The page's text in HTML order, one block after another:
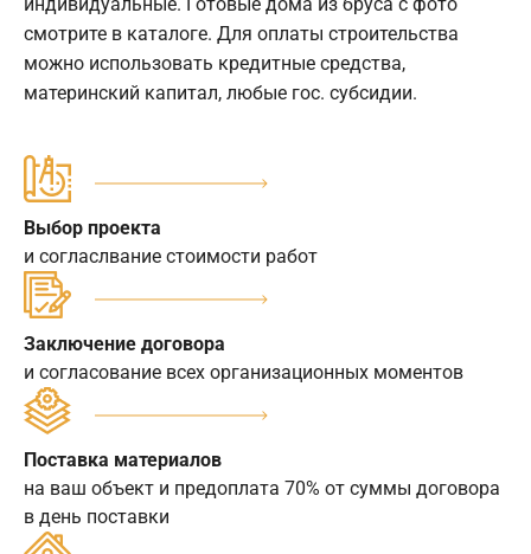
смотрите в каталоге. Для оплаты строительства
можно использовать кредитные средства,
материнский капитал, любые гос. субсидии.
Выбор проекта
и согласлвание стоимости работ
Заключение договора
и согласование всех организационных моментов
Поставка материалов
на ваш объект и предоплата 70% от суммы договора
в день поставки